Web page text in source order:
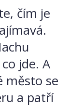
čím je
jde. A
město se
a patří